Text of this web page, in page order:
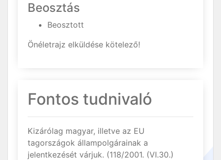
Beosztás
Beosztott
Önéletrajz elküldése kötelező!
Fontos tudnivaló
Kizárólag magyar, illetve az EU
tagországok állampolgárainak a
jelentkezését várjuk. (118/2001. (VI.30.)